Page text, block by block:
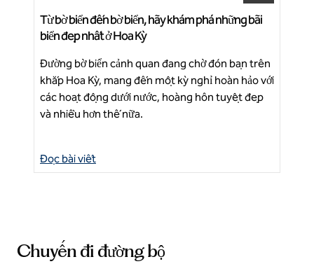
Từ bờ biển đến bờ biển, hãy khám phá những bãi
biển đẹp nhất ở Hoa Kỳ
Bãi biển Hiatus Clearwater, Bộ Curio Collection by
Hilton
Đường bờ biển cảnh quan đang chờ đón bạn trên
khắp Hoa Kỳ, mang đến một kỳ nghỉ hoàn hảo với
các hoạt động dưới nước, hoàng hôn tuyệt đẹp
và nhiều hơn thế nữa.
Đọc bài viết
Chuyến đi đường bộ